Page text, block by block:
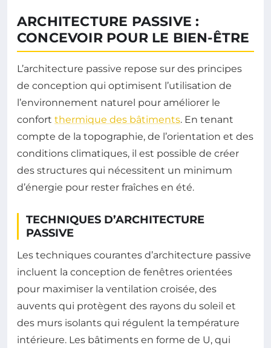
ARCHITECTURE PASSIVE :
CONCEVOIR POUR LE BIEN-ÊTRE
L’architecture passive repose sur des principes
de conception qui optimisent l’utilisation de
l’environnement naturel pour améliorer le
confort thermique des bâtiments. En tenant
compte de la topographie, de l’orientation et des
conditions climatiques, il est possible de créer
des structures qui nécessitent un minimum
d’énergie pour rester fraîches en été.
TECHNIQUES D’ARCHITECTURE
PASSIVE
Les techniques courantes d’architecture passive
incluent la conception de fenêtres orientées
pour maximiser la ventilation croisée, des
auvents qui protègent des rayons du soleil et
des murs isolants qui régulent la température
intérieure. Les bâtiments en forme de U, qui